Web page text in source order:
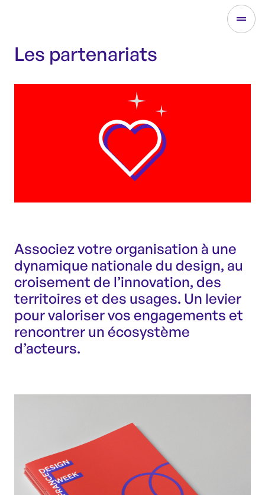
Les partenariats
Associez votre organisation à une
dynamique nationale du design, au
croisement de l’innovation, des
territoires et des usages. Un levier
pour valoriser vos engagements et
rencontrer un écosystème
d’acteurs.